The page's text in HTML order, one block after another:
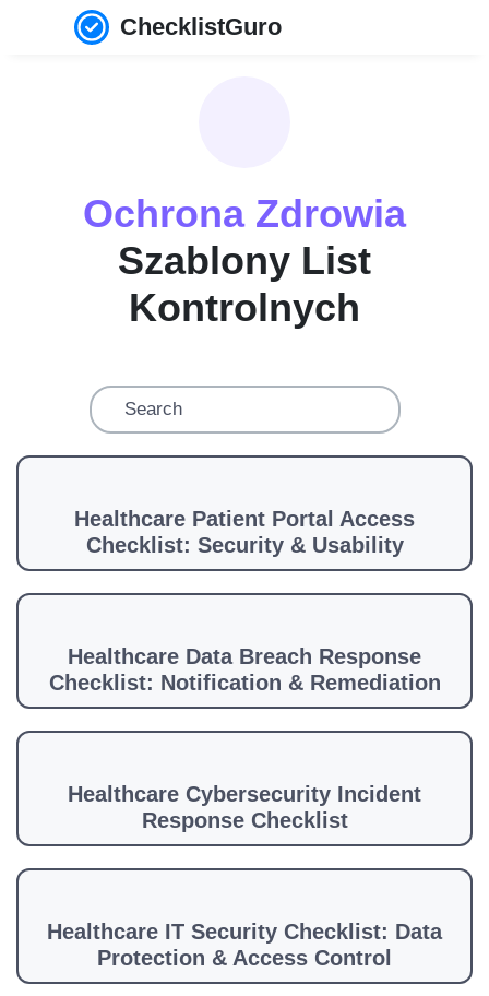
ChecklistGuro
Ochrona Zdrowia
Szablony List
Kontrolnych
Healthcare Patient Portal Access
Checklist: Security & Usability
Healthcare Data Breach Response
Checklist: Notification & Remediation
Healthcare Cybersecurity Incident
Response Checklist
Healthcare IT Security Checklist: Data
Protection & Access Control